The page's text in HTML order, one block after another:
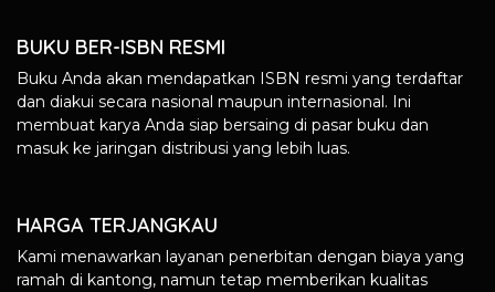
BUKU BER-ISBN RESMI
Buku Anda akan mendapatkan ISBN resmi yang terdaftar
dan diakui secara nasional maupun internasional. Ini
membuat karya Anda siap bersaing di pasar buku dan
masuk ke jaringan distribusi yang lebih luas.
HARGA TERJANGKAU
Kami menawarkan layanan penerbitan dengan biaya yang
ramah di kantong, namun tetap memberikan kualitas